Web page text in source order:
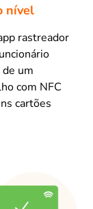
nível
rastreador
um
com NFC
cartões